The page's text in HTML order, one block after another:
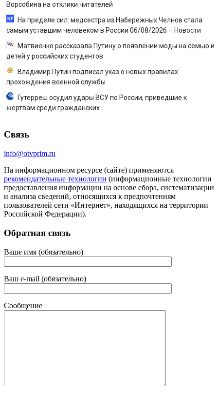
Ворсобина на отклики читателей
На пределе сил: медсестра из Набережных Челнов стала
самым уставшим человеком в России 06/08/2026 – Новости
Матвиенко рассказала Путину о появлении моды на семью и
детей у российских студентов
Владимир Путин подписал указ о новых правилах
прохождения военной службы
Гутерреш осудил удары ВСУ по России, приведшие к
жертвам среди гражданских
Связь
info@otvprim.ru
На информационном ресурсе (сайте) применяются
рекомендательные технологии (информационные технологии
предоставления информации на основе сбора, систематизации
и анализа сведений, относящихся к предпочтениям
пользователей сети «Интернет», находящихся на территории
Российской Федерации).
Обратная связь
Ваше имя (обязательно)
Ваш e-mail (обязательно)
Сообщение